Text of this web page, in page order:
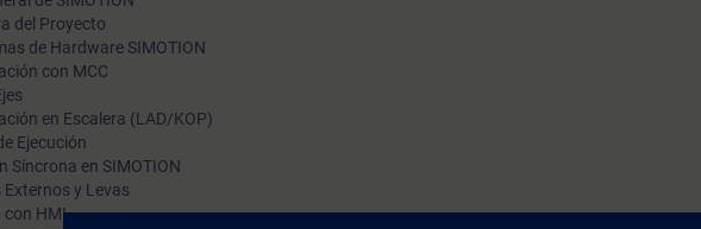
del Proyecto
de Hardware SIMOTION
con MCC
en Escalera (LAD/KOP)
Ejecución
Síncrona en SIMOTION
Externos y Levas
con HMI